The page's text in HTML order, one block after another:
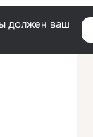
должен ваш